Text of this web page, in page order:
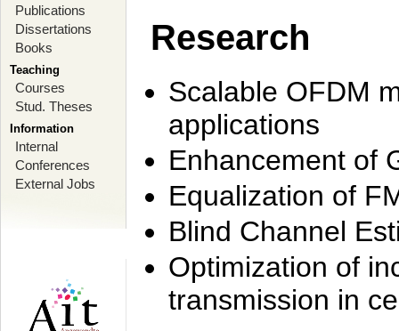
Publications
Dissertations
Books
Teaching
Courses
Stud. Theses
Information
Internal
Conferences
External Jobs
Research
Scalable OFDM
applications
Enhancement of
Equalization of
Blind Channel
Optimization of
transmission in